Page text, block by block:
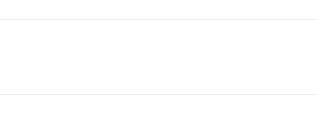
на должность
в Московской области
№272/2024-ОЗ